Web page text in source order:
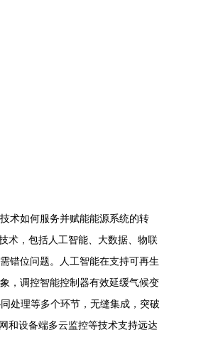
术如何服务并赋能能源系统的转
术，包括人工智能、大数据、物联
错位问题。人工智能在支持可再生
，调控智能控制器有效延缓气候变
处理等多个环节，无缝集成，突破
和设备端多云监控等技术支持远达